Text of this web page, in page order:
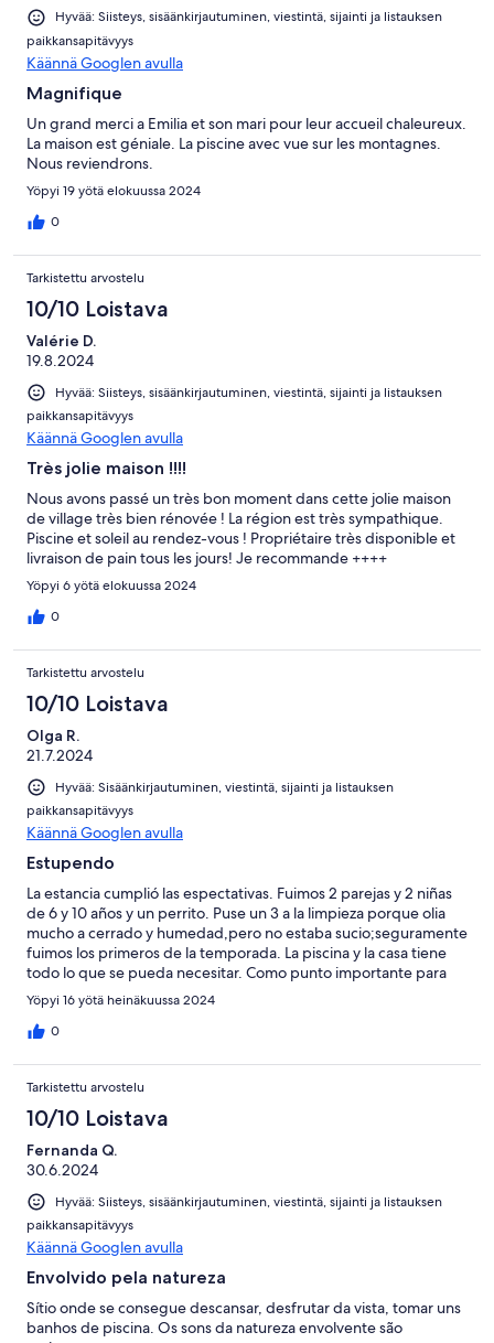
Hyvää: Siisteys, sisäänkirjautuminen, viestintä, sijainti ja listauksen
paikkansapitävyys
Käännä Googlen avulla
Magnifique
Un grand merci a Emilia et son mari pour leur accueil chaleureux.
La maison est géniale. La piscine avec vue sur les montagnes.
Nous reviendrons.
Yöpyi 19 yötä elokuussa 2024
0
Tarkistettu arvostelu
10/10 Loistava
Valérie D.
19.8.2024
Hyvää: Siisteys, sisäänkirjautuminen, viestintä, sijainti ja listauksen
paikkansapitävyys
Käännä Googlen avulla
Très jolie maison !!!!
Nous avons passé un très bon moment dans cette jolie maison
de village très bien rénovée ! La région est très sympathique.
Piscine et soleil au rendez-vous ! Propriétaire très disponible et
livraison de pain tous les jours! Je recommande ++++
Yöpyi 6 yötä elokuussa 2024
0
Tarkistettu arvostelu
10/10 Loistava
Olga R.
21.7.2024
Hyvää: Sisäänkirjautuminen, viestintä, sijainti ja listauksen
paikkansapitävyys
Käännä Googlen avulla
Estupendo
La estancia cumplió las espectativas. Fuimos 2 parejas y 2 niñas
de 6 y 10 años y un perrito. Puse un 3 a la limpieza porque olia
mucho a cerrado y humedad,pero no estaba sucio;seguramente
fuimos los primeros de la temporada. La piscina y la casa tiene
todo lo que se pueda necesitar. Como punto importante para
quien lleve mascotas: la finca no es antiescapistas. Lo pasamos
fenomenal. Para repetir sin duda.
Yöpyi 16 yötä heinäkuussa 2024
0
Tarkistettu arvostelu
10/10 Loistava
Fernanda Q.
30.6.2024
Hyvää: Siisteys, sisäänkirjautuminen, viestintä, sijainti ja listauksen
paikkansapitävyys
Käännä Googlen avulla
Envolvido pela natureza
Sítio onde se consegue descansar, desfrutar da vista, tomar uns
banhos de piscina. Os sons da natureza envolvente são